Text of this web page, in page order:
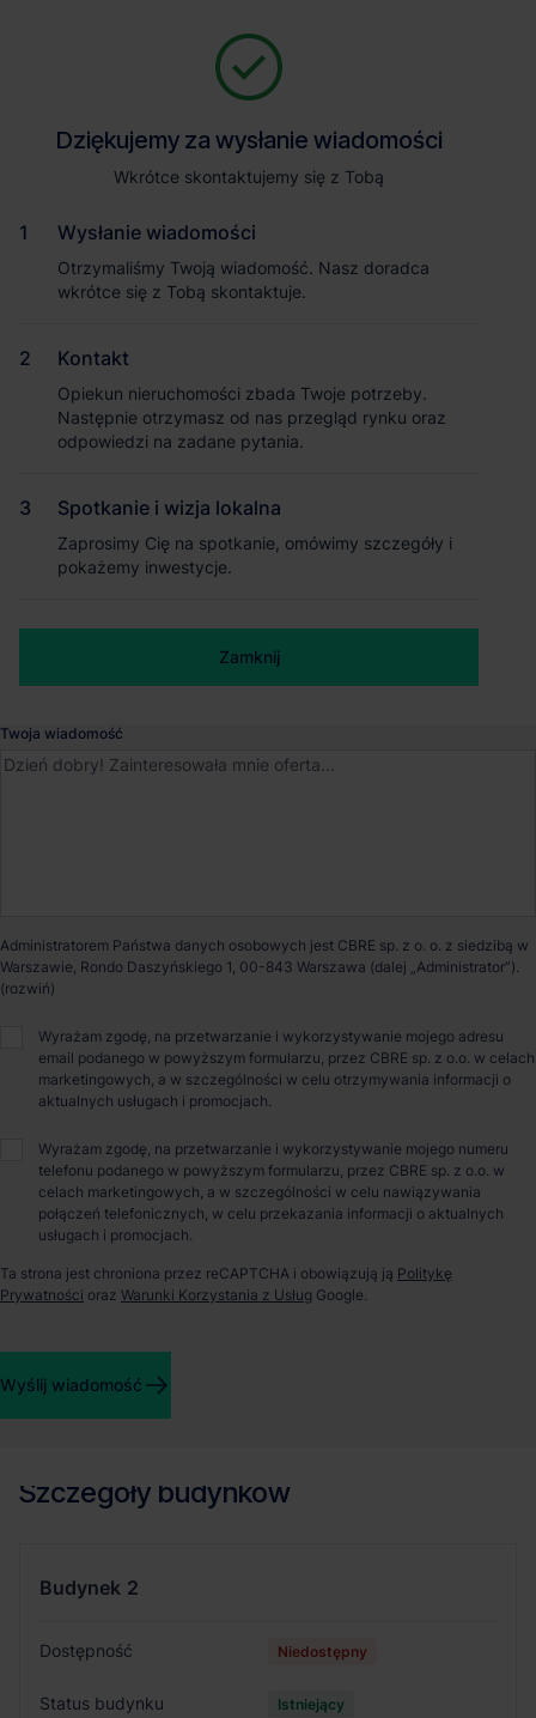
Magazyn P3 Grodzisk
Opiekun nieruchomości
Patryk Romanowski
Powierzchnia parku
O parku
Park P3 Grodzisk oferuje prawie 70,000 mkw. powierzchni
jest w sąsiedztwie autostrady A2. Dwie z hal dostosowane są
do wysokiego składowania. Jedna z hal to specjalistyczny
Drugi budynek jest przygotowany do montażu instalacji
kontroli temperatury. Inwestycja również jest wyposażona w
Szczegóły budynków
Budynek 2
Dostępność Niedostępny
Status budynku Istniejący
Dziękujemy za wysłanie wiadomości
Wkrótce skontaktujemy się z Tobą
Wysłanie wiadomości
Otrzymaliśmy Twoją wiadomość. Nasz doradca
wkrótce się z Tobą skontaktuje.
Kontakt
Opiekun nieruchomości zbada Twoje potrzeby.
Następnie otrzymasz od nas przegląd rynku oraz
odpowiedzi na zadane pytania.
Spotkanie i wizja lokalna
Zaprosimy Cię na spotkanie, omówimy szczegóły i
pokażemy inwestycje.
Zamknij
Jesteśmy tu, żeby Ci pomóc. Niezależnie od tego, na jakim etapie
pomożemy Ci wybrać najlepszą ofertę. Napisz do nas!
Imię i nazwisko
Nazwa firmy
Email służbowy
Twoja wiadomość
Administratorem Państwa danych osobowych jest CBRE sp. z o. o. z siedzibą w
Warszawie, Rondo Daszyńskiego 1, 00-843 Warszawa (dalej „Administrator”).
Wyrażam zgodę, na przetwarzanie i wykorzystywanie mojego adresu
email podanego w powyższym formularzu, przez CBRE sp. z o.o. w celach
marketingowych, a w szczególności w celu otrzymywania informacji o
aktualnych usługach i promocjach.
Wyrażam zgodę, na przetwarzanie i wykorzystywanie mojego numeru
telefonu podanego w powyższym formularzu, przez CBRE sp. z o.o. w
celach marketingowych, a w szczególności w celu nawiązywania
połączeń telefonicznych, w celu przekazania informacji o aktualnych
usługach i promocjach.
Ta strona jest chroniona przez reCAPTCHA i obowiązują ją Politykę
Prywatności oraz Warunki Korzystania z Usług Google.
Wyślij wiadomość
Dziękujemy za wysłanie wiadomości
Wkrótce skontaktujemy się z Tobą
Wysłanie wiadomości
Otrzymaliśmy Twoją wiadomość. Nasz doradca
wkrótce się z Tobą skontaktuje.
Kontakt
Opiekun nieruchomości zbada Twoje potrzeby.
Następnie otrzymasz od nas przegląd rynku oraz
odpowiedzi na zadane pytania.
Spotkanie i wizja lokalna
Zaprosimy Cię na spotkanie, omówimy szczegóły i
pokażemy inwestycje.
Zamknij